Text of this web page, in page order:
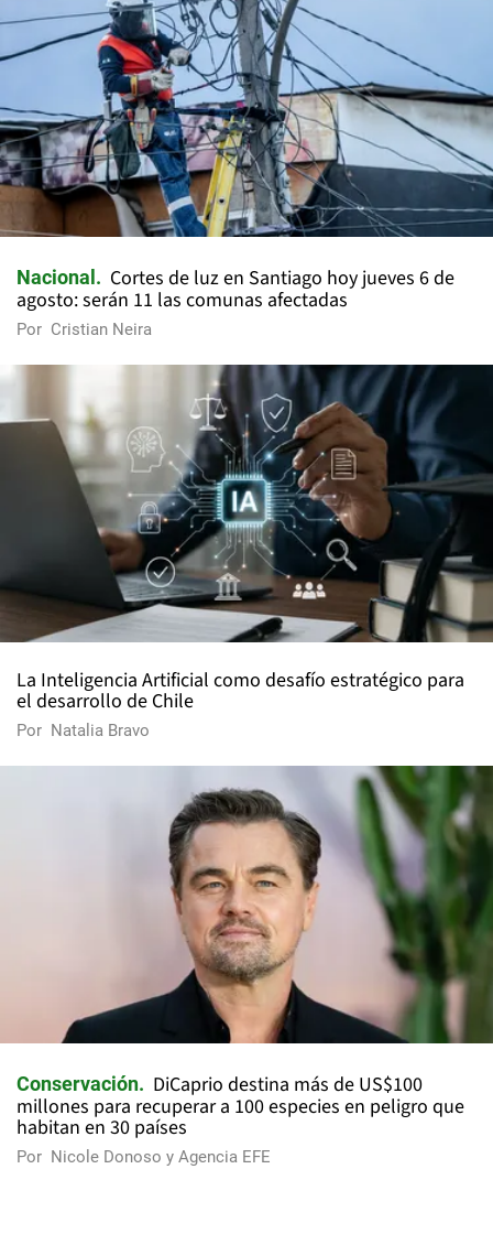
Nacional
Cortes de luz en Santiago hoy jueves 6 de
agosto: serán 11 las comunas afectadas
Por Cristian Neira
La Inteligencia Artificial como desafío estratégico para
el desarrollo de Chile
Por Natalia Bravo
Conservación
DiCaprio destina más de US$100
millones para recuperar a 100 especies en peligro que
habitan en 30 países
Por Nicole Donoso y Agencia EFE